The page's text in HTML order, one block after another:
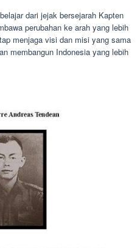
dari jejak bersejarah Kapten
perubahan ke arah yang lebih
menjaga visi dan misi yang sama
membangun Indonesia yang lebih